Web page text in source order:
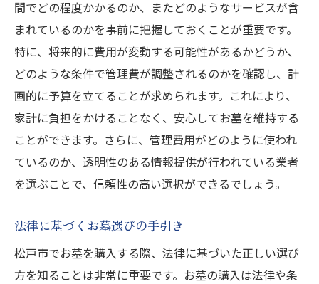
間でどの程度かかるのか、またどのようなサービスが含
まれているのかを事前に把握しておくことが重要です。
特に、将来的に費用が変動する可能性があるかどうか、
どのような条件で管理費が調整されるのかを確認し、計
画的に予算を立てることが求められます。これにより、
家計に負担をかけることなく、安心してお墓を維持する
ことができます。さらに、管理費用がどのように使われ
ているのか、透明性のある情報提供が行われている業者
を選ぶことで、信頼性の高い選択ができるでしょう。
法律に基づくお墓選びの手引き
松戸市でお墓を購入する際、法律に基づいた正しい選び
方を知ることは非常に重要です。お墓の購入は法律や条